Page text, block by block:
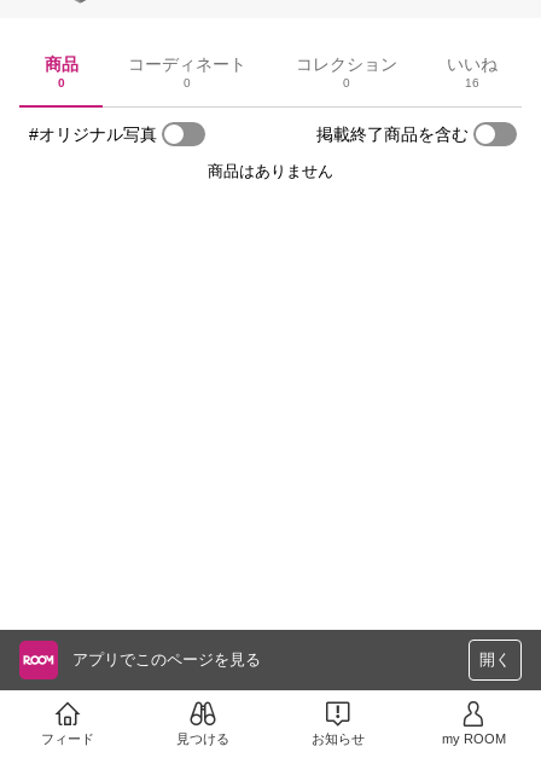
商品
0
コーディネート
0
コレクション
0
いいね
16
#オリジナル写真 掲載終了商品を含む
商品はありません
アプリでこのページを見る 開く
フィード 見つける お知らせ my ROOM